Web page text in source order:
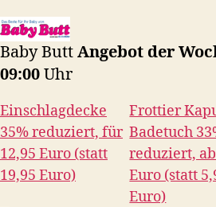
Baby Butt Angebot der
09:00 Uhr
Einschlagdecke
35% reduziert, für
12,95 Euro (statt
19,95 Euro)
Frottier
Badetuch
reduziert,
Euro (statt
Euro)